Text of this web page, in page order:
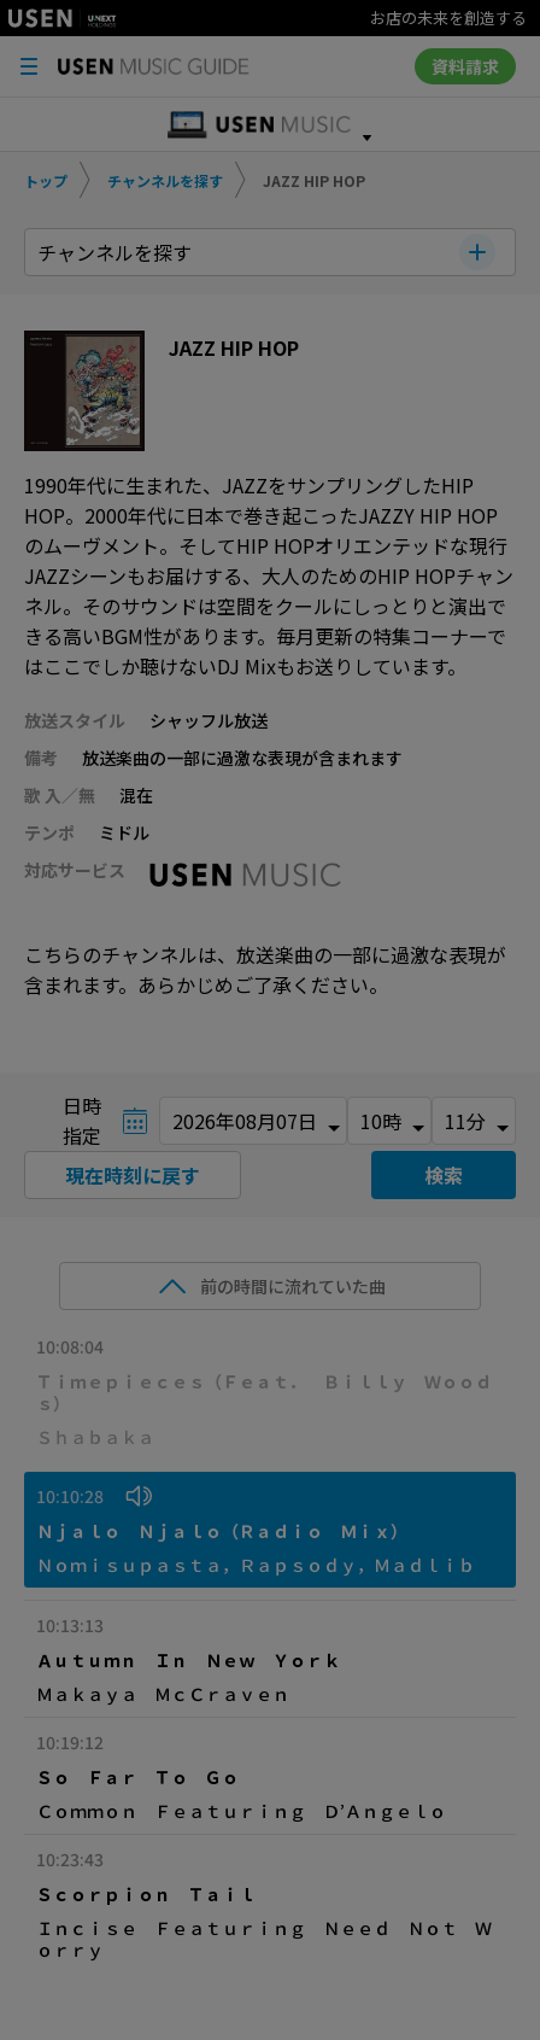
お店の未来を創造する
資料請求
トップ チャンネルを探す JAZZ HIP HOP
チャンネルを探す
JAZZ HIP HOP
1990年代に生まれた、JAZZをサンプリングしたHIP
HOP。2000年代に日本で巻き起こったJAZZY HIP HOP
のムーヴメント。そしてHIP HOPオリエンテッドな現行
JAZZシーンもお届けする、大人のためのHIP HOPチャン
ネル。そのサウンドは空間をクールにしっとりと演出で
きる高いBGM性があります。毎月更新の特集コーナーで
はここでしか聴けないDJ Mixもお送りしています。
放送スタイル
シャッフル放送
備考
放送楽曲の一部に過激な表現が含まれます
歌 入／無
混在
テンポ
ミドル
対応サービス
こちらのチャンネルは、放送楽曲の一部に過激な表現が
含まれます。あらかじめご了承ください。
日時
指定
検索
現在時刻に戻す
前の時間に流れていた曲
10:08:04
Ｔｉｍｅｐｉｅｃｅｓ（Ｆｅａｔ． Ｂｉｌｌｙ Ｗｏｏｄ
ｓ）
Ｓｈａｂａｋａ
10:10:28
Ｎｊａｌｏ Ｎｊａｌｏ（Ｒａｄｉｏ Ｍｉｘ）
Ｎｏｍｉｓｕｐａｓｔａ，Ｒａｐｓｏｄｙ，Ｍａｄｌｉｂ
10:13:13
Ａｕｔｕｍｎ Ｉｎ Ｎｅｗ Ｙｏｒｋ
Ｍａｋａｙａ ＭｃＣｒａｖｅｎ
10:19:12
Ｓｏ Ｆａｒ Ｔｏ Ｇｏ
Ｃｏｍｍｏｎ Ｆｅａｔｕｒｉｎｇ Ｄ’Ａｎｇｅｌｏ
10:23:43
Ｓｃｏｒｐｉｏｎ Ｔａｉｌ
Ｉｎｃｉｓｅ Ｆｅａｔｕｒｉｎｇ Ｎｅｅｄ Ｎｏｔ Ｗ
ｏｒｒｙ